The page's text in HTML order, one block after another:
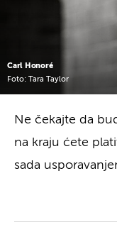
Carl Honoré
Foto: Tara Taylor
Ne čekajte da
na kraju ćete
sada